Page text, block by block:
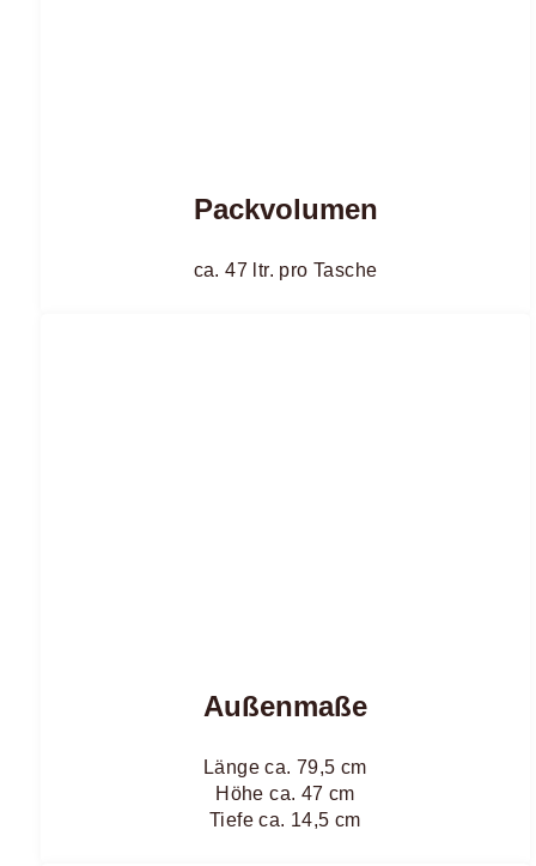
Packvolumen
ca. 47 ltr. pro Tasche
Außenmaße
Länge ca. 79,5 cm
Höhe ca. 47 cm
Tiefe ca. 14,5 cm